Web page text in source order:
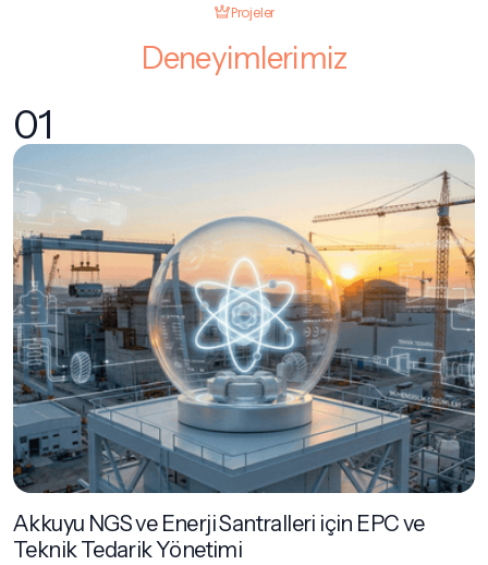
Projeler
Deneyimlerimiz
01
Akkuyu NGS ve Enerji Santralleri için EPC ve
Teknik Tedarik Yönetimi